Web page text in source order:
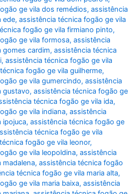
ge vila dos remédios,assistência
ede,assistência técnica fogão ge vila
fogão ge vila firmiano pinto,
ge vila formosa,assistência
gomes cardim,assistência técnica
,assistência técnica fogão ge vila
fogão ge vila guilherme,
ge vila gumercindo,assistência
gustavo,assistência técnica fogão ge
técnica fogão ge vila ida,
ge vila indiana,assistência
ipojuca,assistência técnica fogão ge
técnica fogão ge vila
fogão ge vila leonor,
ge vila leopoldina,assistência
madalena,assistência técnica fogão
técnica fogão ge vila maria alta,
ge vila maria baixa,assistência